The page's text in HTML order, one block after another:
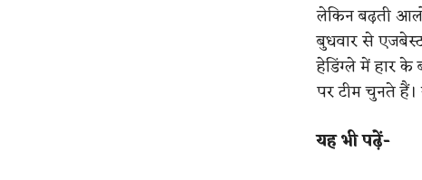
लेकिन बढ़ती
बुधवार से
हेडिंग्ले में हार के
पर टीम चुनते
यह भी पढ़ें-